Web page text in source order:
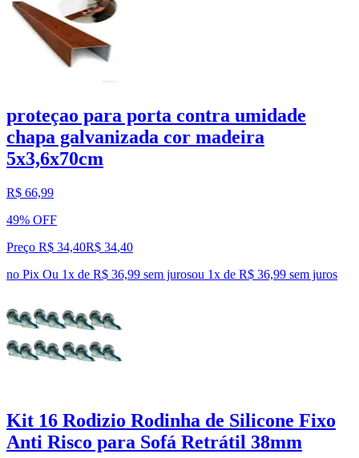
proteçao para porta contra umidade
chapa galvanizada cor madeira
5x3,6x70cm
R$ 66,99
49% OFF
Preço R$ 34,40R$ 34,40
no Pix Ou 1x de R$ 36,99 sem jurosou 1x de R$ 36,99 sem juros
Kit 16 Rodizio Rodinha de Silicone Fixo
Anti Risco para Sofá Retrátil 38mm